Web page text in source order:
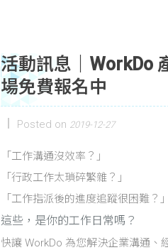
活動訊息｜WorkDo
場免費報名中
Posted on 2019-12-27
「工作溝通沒效率？」
「行政工作太瑣碎繁雜？」
「工作指派後的進度追蹤很困難？」
這些，是你的工作日常嗎？
快讓 WorkDo 為您解決企業溝通、